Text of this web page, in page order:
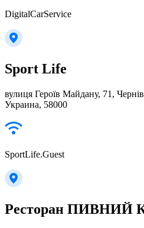
DigitalCarService
Sport Life
вулиця Героїв Майдану, 71,
Украина, 58000
SportLife.Guest
Ресторан ПИВНИЙ